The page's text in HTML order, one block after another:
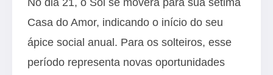
Casa do Amor, indicando o início do seu
ápice social anual. Para os solteiros, esse
período representa novas oportunidades